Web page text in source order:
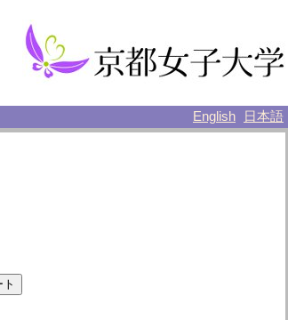
English 日本語